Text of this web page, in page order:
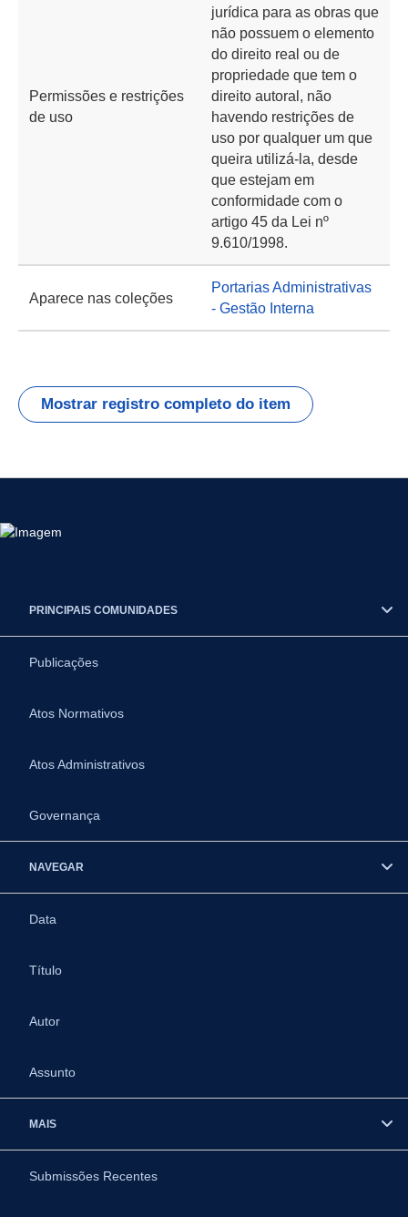
Permissões e restrições
de uso
jurídica para as obras que
não possuem o elemento
do direito real ou de
propriedade que tem o
direito autoral, não
havendo restrições de
uso por qualquer um que
queira utilizá-la, desde
que estejam em
conformidade com o
artigo 45 da Lei nº
9.610/1998.
Aparece nas coleções
Portarias Administrativas
- Gestão Interna
Mostrar registro completo do item
PRINCIPAIS COMUNIDADES
Publicações
Atos Normativos
Atos Administrativos
Governança
NAVEGAR
Data
Título
Autor
Assunto
MAIS
Submissões Recentes